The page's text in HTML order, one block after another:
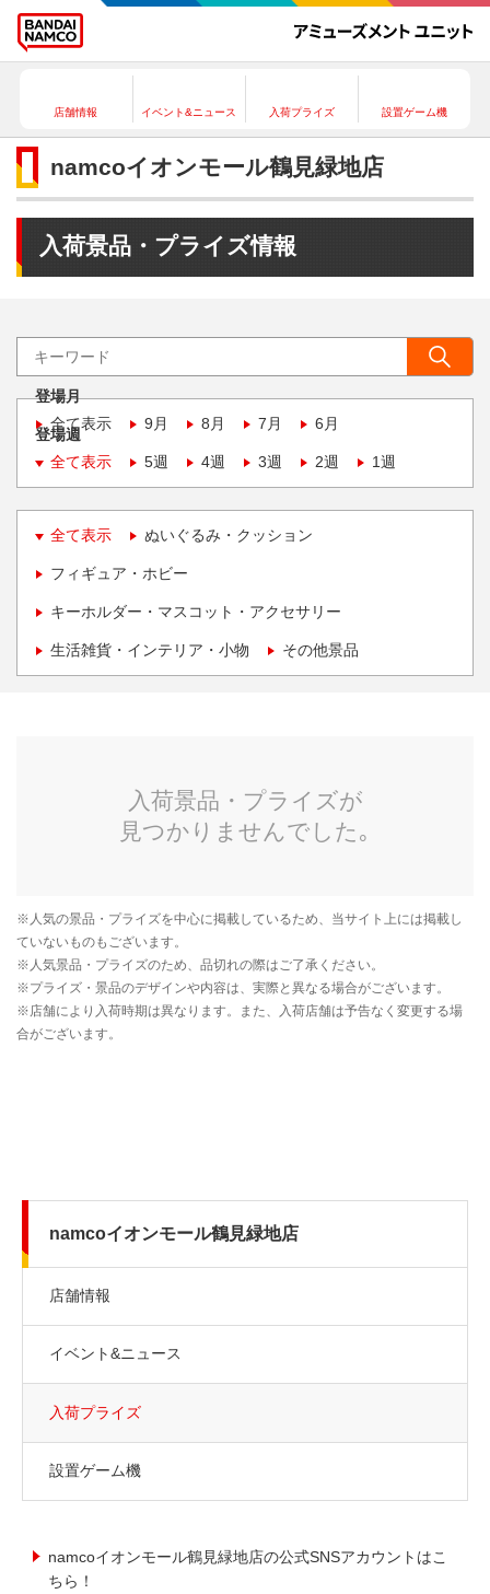
店舗情報 イベント&ニュース 入荷プライズ 設置ゲーム機
namcoイオンモール鶴見緑地店
入荷景品・プライズ情報
登場月
全て表示
9月 8月 7月 6月
登場週
全て表示
5週 4週 3週 2週 1週
全て表示 ぬいぐるみ・クッション
フィギュア・ホビー
キーホルダー・マスコット・アクセサリー
生活雑貨・インテリア・小物 その他景品
namcoイオンモール鶴見緑地店
店舗情報
イベント&ニュース
入荷プライズ
設置ゲーム機
namcoイオンモール鶴見緑地店の公式SNSアカウントはこ
ちら！